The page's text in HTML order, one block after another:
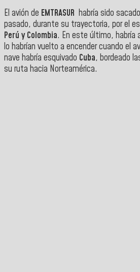
El avión de EMTRASUR habría sido
pasado, durante su trayectoria, por el
Perú y Colombia. En este último, habría
lo habrían vuelto a encender cuando el
nave habría esquivado Cuba, bordeado
su ruta hacia Norteamérica.